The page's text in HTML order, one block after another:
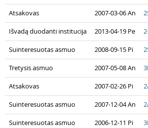
Atsakovas 2007-03-06 An
Išvadą duodanti institucija 2013-04-19 Pe
Suinteresuotas asmuo 2008-09-15 Pi
Tretysis asmuo 2007-05-08 An
Atsakovas 2007-02-26 Pi
Suinteresuotas asmuo 2007-12-04 An
Suinteresuotas asmuo 2006-12-11 Pi